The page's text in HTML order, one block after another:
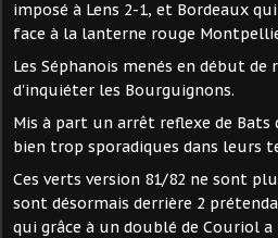
imposé à Lens 2-1, et Bordeaux
face à la lanterne rouge
Les Séphanois menés en début
d'inquiéter les Bourguignons.
Mis à part un arrêt reflexe de
bien trop sporadiques dans leurs
Ces verts version 81/82 ne sont
sont désormais derrière 2
qui grâce à un doublé de Couriol